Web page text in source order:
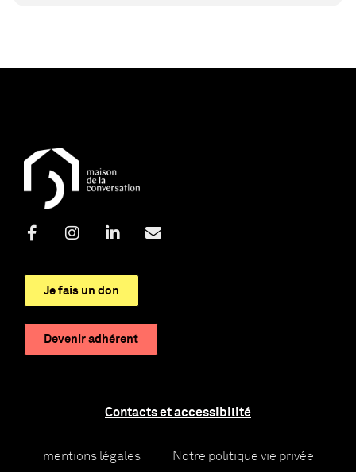
Je fais un don
Devenir adhérent
Contacts et accessibilité
mentions légales Notre politique vie privée